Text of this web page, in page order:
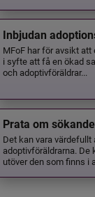
Inbjudan
MFoF har för avsikt
i syfte att få en ökad
och adoptivföräldrar...
Prata om
Det kan vara
adoptivföräldrarna. De
utöver den som finns i